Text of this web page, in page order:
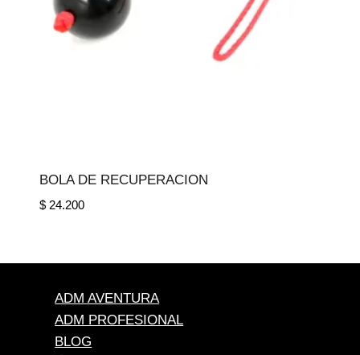
BOLA DE RECUPERACION
$24.200
ADM AVENTURA
ADM PROFESIONAL
BLOG